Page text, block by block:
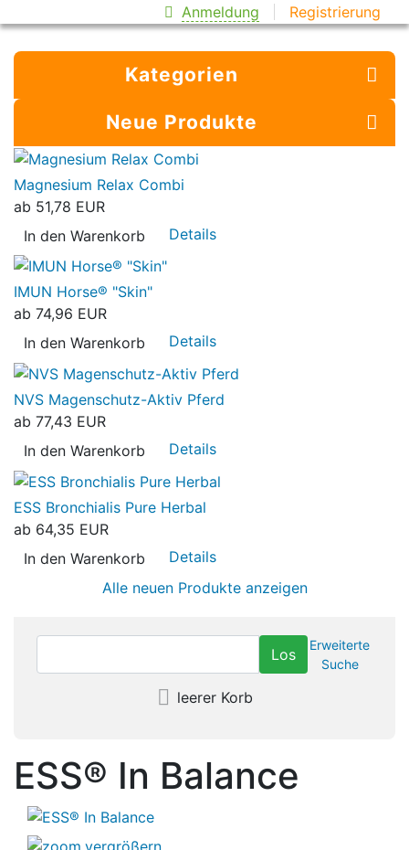
Anmeldung Registrierung
Kategorien
Neue Produkte
Magnesium Relax Combi
ab 51,78 EUR
In den Warenkorb
Details
IMUN Horse® "Skin"
ab 74,96 EUR
In den Warenkorb
Details
NVS Magenschutz-Aktiv Pferd
ab 77,43 EUR
In den Warenkorb
Details
ESS Bronchialis Pure Herbal
ab 64,35 EUR
In den Warenkorb
Details
Alle neuen Produkte anzeigen
Erweiterte
Suche
leerer Korb
ESS® In Balance